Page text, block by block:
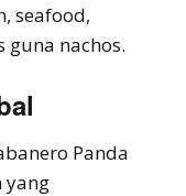
seafood,
nachos.
Panda
yang